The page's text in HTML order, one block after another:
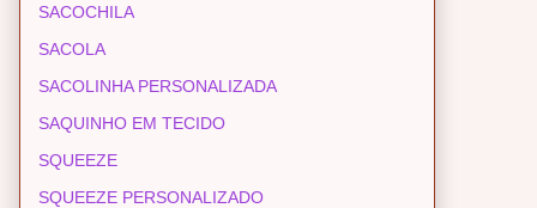
SACOCHILA
SACOLA
SACOLINHA PERSONALIZADA
SAQUINHO EM TECIDO
SQUEEZE
SQUEEZE PERSONALIZADO